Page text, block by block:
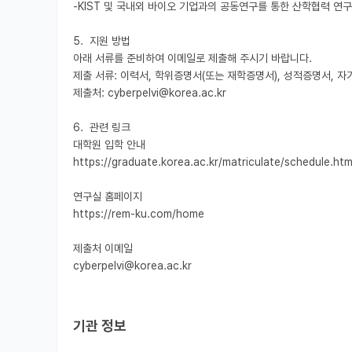
-KIST 및 국내외 바이오 기업과의 공동연구를 통한 산학협력 연
5.  지원 방법
아래 서류를 준비하여 이메일로 제출해 주시기 바랍니다.
제출 서류: 이력서, 학위증명서(또는 재학증명서), 성적증명서, 자
제출처: cyberpelvi@korea.ac.kr
6.  관련 링크
대학원 입학 안내
https://graduate.korea.ac.kr/matriculate/schedule.html
연구실 홈페이지
https://rem-ku.com/home
제출처 이메일
cyberpelvi@korea.ac.kr
기관 정보